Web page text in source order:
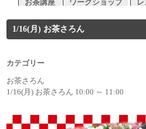
お茶講座
ワークショップ
1/16(月) お茶さろん
カテゴリー
お茶さろん
1/16(月) お茶さろん 10:00 ～ 11:00